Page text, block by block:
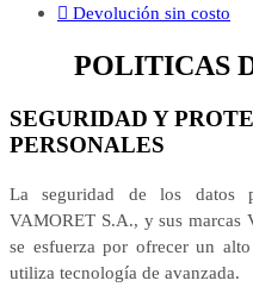
 Devolución sin costo
POLITICAS
SEGURIDAD Y
PERSONALES
La seguridad de los datos
VAMORET S.A., y sus
se esfuerza por ofrecer un
utiliza tecnología de avanzada.